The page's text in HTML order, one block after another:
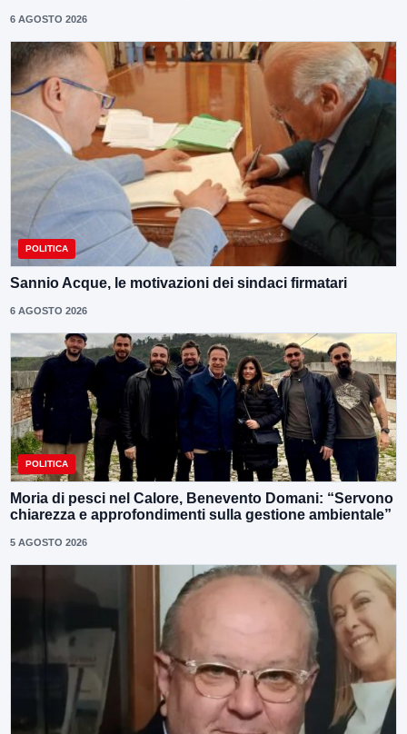
6 AGOSTO 2026
POLITICA
Sannio Acque, le motivazioni dei sindaci firmatari
6 AGOSTO 2026
POLITICA
Moria di pesci nel Calore, Benevento Domani: “Servono
chiarezza e approfondimenti sulla gestione ambientale”
5 AGOSTO 2026